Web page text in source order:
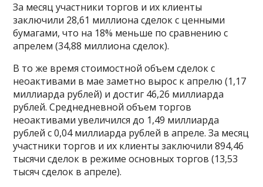
За месяц участники торгов и их клиенты
заключили 28,61 миллиона сделок с ценными
бумагами, что на 18% меньше по сравнению с
апрелем (34,88 миллиона сделок).
В то же время стоимостной объем сделок с
неоактивами в мае заметно вырос к апрелю (1,17
миллиарда рублей) и достиг 46,26 миллиарда
рублей. Среднедневной объем торгов
неоактивами увеличился до 1,49 миллиарда
рублей с 0,04 миллиарда рублей в апреле. За месяц
участники торгов и их клиенты заключили 894,46
тысячи сделок в режиме основных торгов (13,53
тысяч сделок в апреле).